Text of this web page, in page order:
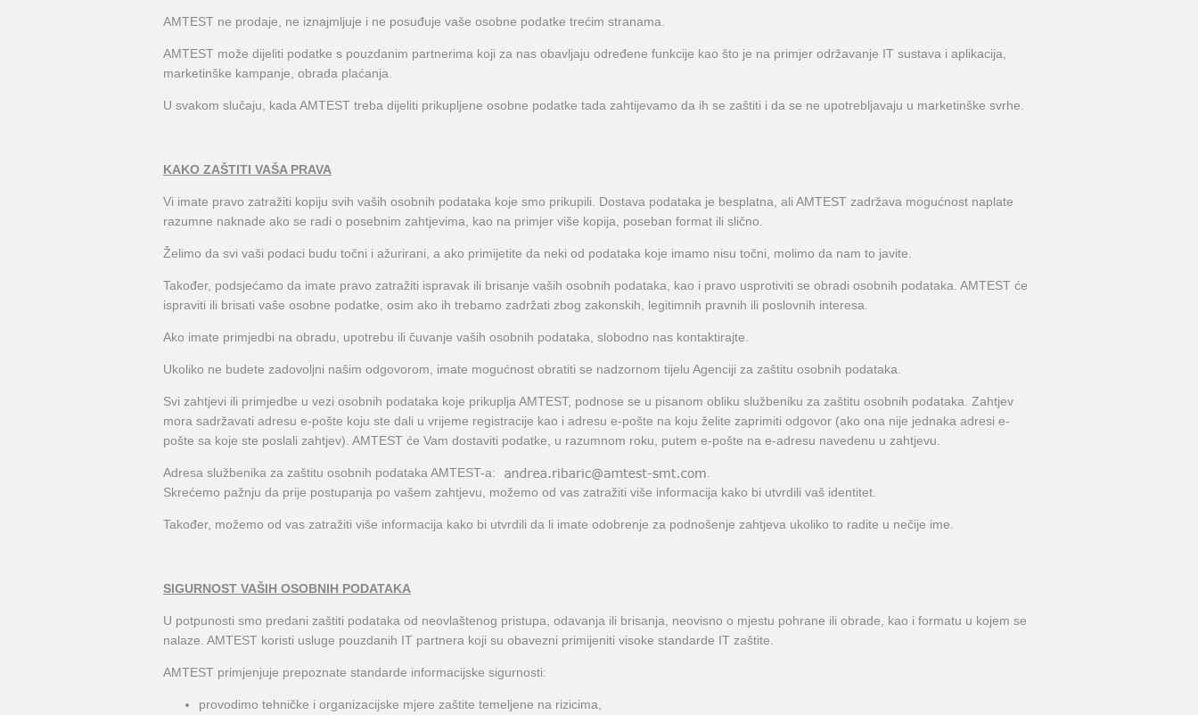
AMTEST ne prodaje, ne iznajmljuje i ne posuđuje vaše osobne podatke trećim stranama.
AMTEST može dijeliti podatke s pouzdanim partnerima koji za nas obavljaju određene funkcije kao što je na primjer održavanje IT sustava i aplikacija,
marketinške kampanje, obrada plaćanja.
U svakom slučaju, kada AMTEST treba dijeliti prikupljene osobne podatke tada zahtijevamo da ih se zaštiti i da se ne upotrebljavaju u marketinške svrhe.
KAKO ZAŠTITI VAŠA PRAVA
Vi imate pravo zatražiti kopiju svih vaših osobnih podataka koje smo prikupili. Dostava podataka je besplatna, ali AMTEST zadržava mogućnost naplate
razumne naknade ako se radi o posebnim zahtjevima, kao na primjer više kopija, poseban format ili slično.
Želimo da svi vaši podaci budu točni i ažurirani, a ako primijetite da neki od podataka koje imamo nisu točni, molimo da nam to javite.
Također, podsjećamo da imate pravo zatražiti ispravak ili brisanje vaših osobnih podataka, kao i pravo usprotiviti se obradi osobnih podataka. AMTEST će
ispraviti ili brisati vaše osobne podatke, osim ako ih trebamo zadržati zbog zakonskih, legitimnih pravnih ili poslovnih interesa.
Ako imate primjedbi na obradu, upotrebu ili čuvanje vaših osobnih podataka, slobodno nas kontaktirajte.
Ukoliko ne budete zadovoljni našim odgovorom, imate mogućnost obratiti se nadzornom tijelu Agenciji za zaštitu osobnih podataka.
Svi zahtjevi ili primjedbe u vezi osobnih podataka koje prikuplja AMTEST, podnose se u pisanom obliku službeniku za zaštitu osobnih podataka. Zahtjev
mora sadržavati adresu e-pošte koju ste dali u vrijeme registracije kao i adresu e-pošte na koju želite zaprimiti odgovor (ako ona nije jednaka adresi e-
pošte sa koje ste poslali zahtjev). AMTEST će Vam dostaviti podatke, u razumnom roku, putem e-pošte na e-adresu navedenu u zahtjevu.
Adresa službenika za zaštitu osobnih podataka AMTEST-a:
Skrećemo pažnju da prije postupanja po vašem zahtjevu, možemo od vas zatražiti više informacija kako bi utvrdili vaš identitet.
Također, možemo od vas zatražiti više informacija kako bi utvrdili da li imate odobrenje za podnošenje zahtjeva ukoliko to radite u nečije ime.
SIGURNOST VAŠIH OSOBNIH PODATAKA
U potpunosti smo predani zaštiti podataka od neovlaštenog pristupa, odavanja ili brisanja, neovisno o mjestu pohrane ili obrade, kao i formatu u kojem se
nalaze. AMTEST koristi usluge pouzdanih IT partnera koji su obavezni primijeniti visoke standarde IT zaštite.
AMTEST primjenjuje prepoznate standarde informacijske sigurnosti:
provodimo tehničke i organizacijske mjere zaštite temeljene na rizicima,